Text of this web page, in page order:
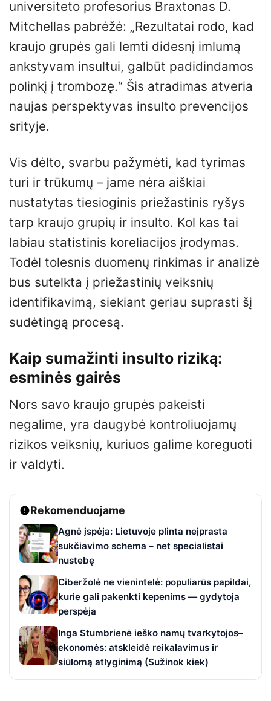
universiteto profesorius Braxtonas D.
Mitchellas pabrėžė: „Rezultatai rodo, kad
kraujo grupės gali lemti didesnį imlumą
ankstyvam insultui, galbūt padidindamos
polinkį į trombozę.“ Šis atradimas atveria
naujas perspektyvas insulto prevencijos
srityje.
Vis dėlto, svarbu pažymėti, kad tyrimas
turi ir trūkumų – jame nėra aiškiai
nustatytas tiesioginis priežastinis ryšys
tarp kraujo grupių ir insulto. Kol kas tai
labiau statistinis koreliacijos įrodymas.
Todėl tolesnis duomenų rinkimas ir analizė
bus sutelkta į priežastinių veiksnių
identifikavimą, siekiant geriau suprasti šį
sudėtingą procesą.
Kaip sumažinti insulto riziką:
esminės gairės
Nors savo kraujo grupės pakeisti
negalime, yra daugybė kontroliuojamų
rizikos veiksnių, kuriuos galime koreguoti
ir valdyti.
Rekomenduojame
Agnė įspėja: Lietuvoje plinta neįprasta
sukčiavimo schema – net specialistai
nustebę
Ciberžolė ne vienintelė: populiarūs papildai,
kurie gali pakenkti kepenims — gydytoja
perspėja
Inga Stumbrienė ieško namų tvarkytojos–
ekonomės: atskleidė reikalavimus ir
siūlomą atlyginimą (Sužinok kiek)